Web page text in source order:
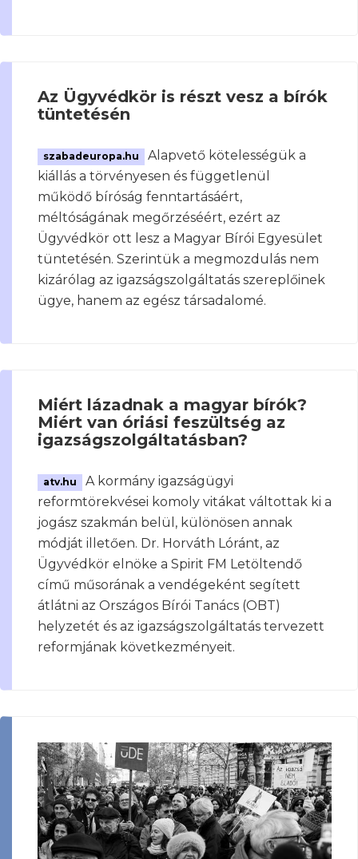
Az Ügyvédkör is részt vesz a bírók
tüntetésén
szabadeuropa.hu
Alapvető kötelességük a
kiállás a törvényesen és függetlenül
működő bíróság fenntartásáért,
méltóságának megőrzéséért, ezért az
Ügyvédkör ott lesz a Magyar Bírói Egyesület
tüntetésén. Szerintük a megmozdulás nem
kizárólag az igazságszolgáltatás szereplőinek
ügye, hanem az egész társadalomé.
Miért lázadnak a magyar bírók?
Miért van óriási feszültség az
igazságszolgáltatásban?
atv.hu
A kormány igazságügyi
reformtörekvései komoly vitákat váltottak ki a
jogász szakmán belül, különösen annak
módját illetően. Dr. Horváth Lóránt, az
Ügyvédkör elnöke a Spirit FM Letöltendő
című műsorának a vendégeként segített
átlátni az Országos Bírói Tanács (OBT)
helyzetét és az igazságszolgáltatás tervezett
reformjának következményeit.